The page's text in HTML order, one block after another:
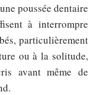
poussée dentaire
à interrompre
particulièrement
ou à la solitude,
avant même de